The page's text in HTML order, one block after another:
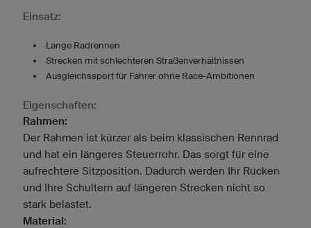
Einsatz:
Lange Radrennen
Strecken mit schlechteren Straßenverhältnissen
Ausgleichssport für Fahrer ohne Race-Ambitionen
Eigenschaften:
Rahmen:
Der Rahmen ist kürzer als beim klassischen Rennrad
und hat ein längeres Steuerrohr. Das sorgt für eine
aufrechtere Sitzposition. Dadurch werden Ihr Rücken
und Ihre Schultern auf längeren Strecken nicht so
stark belastet.
Material: